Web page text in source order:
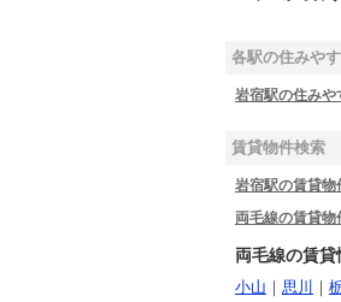
各駅の住みや
岩宿駅の住みや
賃貸物件検索
岩宿駅の賃貸物
両毛線の賃貸物
両毛線の賃
小山 ｜ 思川 ｜